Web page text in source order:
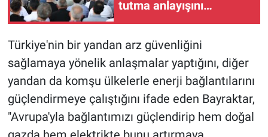
tutma anlayışını
değiştirmeliyiz”
Türkiye'nin bir yandan arz güvenliğini
sağlamaya yönelik anlaşmalar yaptığını, diğer
yandan da komşu ülkelerle enerji bağlantılarını
güçlendirmeye çalıştığını ifade eden Bayraktar,
"Avrupa'yla bağlantımızı güçlendirip hem doğal